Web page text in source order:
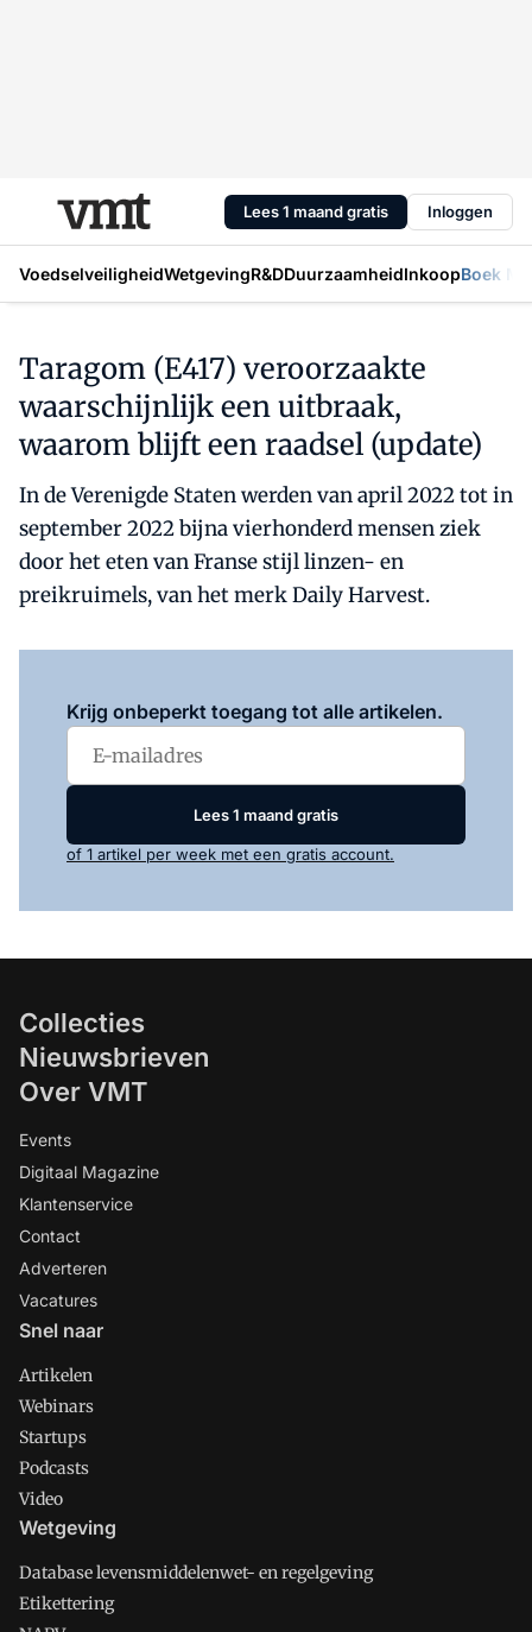
Lees 1 maand gratis Inloggen
VoedselveiligheidWetgevingR&DDuurzaamheidInkoopBoek
Taragom (E417) veroorzaakte
waarschijnlijk een uitbraak,
waarom blijft een raadsel (update)
In de Verenigde Staten werden van april 2022 tot in
september 2022 bijna vierhonderd mensen ziek
door het eten van Franse stijl linzen- en
preikruimels, van het merk Daily Harvest.
Krijg onbeperkt toegang tot alle artikelen.
Lees 1 maand gratis
of 1 artikel per week met een gratis account.
Collecties
Nieuwsbrieven
Over VMT
Events
Digitaal Magazine
Klantenservice
Contact
Adverteren
Vacatures
Snel naar
Artikelen
Webinars
Startups
Podcasts
Video
Wetgeving
Database levensmiddelenwet- en regelgeving
Etikettering